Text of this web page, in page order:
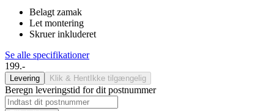
Belagt zamak
Let montering
Skruer inkluderet
Se alle specifikationer
199.-
Levering Klik & Hent Ikke tilgængelig
Beregn leveringstid for dit postnummer